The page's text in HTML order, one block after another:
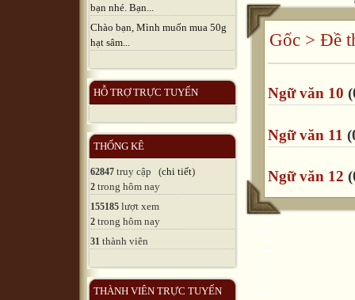
bạn nhé. Bạn...
Chào bạn, Mình muốn mua 50g
hạt sâm...
HỖ TRỢ TRỰC TUYẾN
THỐNG KÊ
62847 truy cập (chi tiết)
2 trong hôm nay
155185 lượt xem
2 trong hôm nay
31 thành viên
THÀNH VIÊN TRỰC TUYẾN
Gốc > Đề
Ngữ văn 10
Ngữ văn 11
Ngữ văn 12